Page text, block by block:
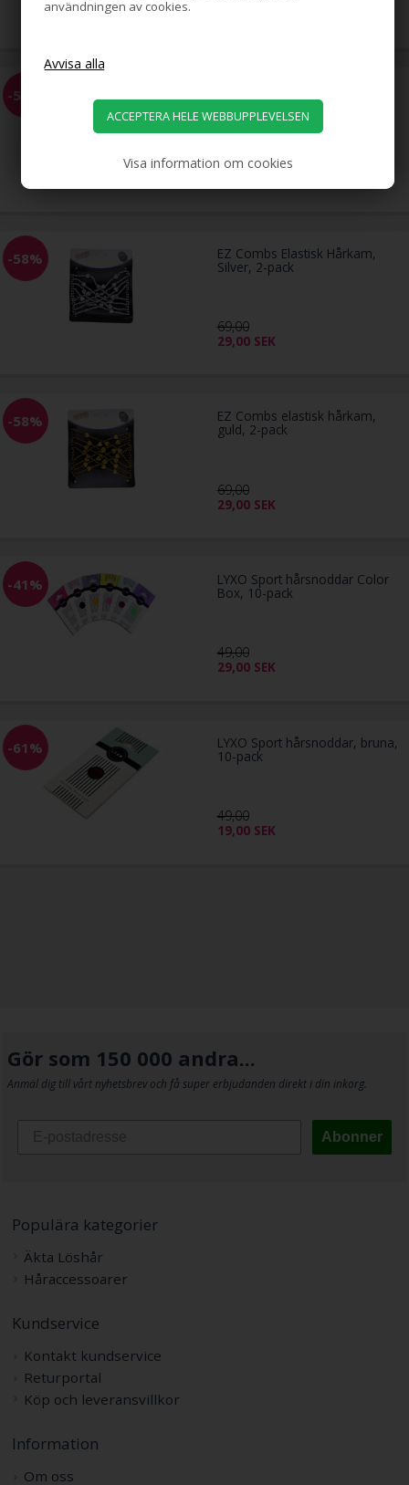
användningen av cookies.
Visa information om cookies
-58% svart, 2-pack
69,00
-58% EZ Combs Elastisk Hårkam,
Silver, 2-pack
69,00
29,00 SEK
-58% EZ Combs elastisk hårkam,
guld, 2-pack
69,00
29,00 SEK
-41% LYXO Sport hårsnoddar Color
Box, 10-pack
49,00
29,00 SEK
-61% LYXO Sport hårsnoddar, bruna,
10-pack
49,00
19,00 SEK
Gör som 150 000 andra...
Anmäl dig till vårt nyhetsbrev och få super erbjudanden direkt i din inkorg.
Abonner
Populära kategorier
Äkta Löshår
Håraccessoarer
Kundservice
Kontakt kundservice
Returportal
Köp och leveransvillkor
Information
Om oss